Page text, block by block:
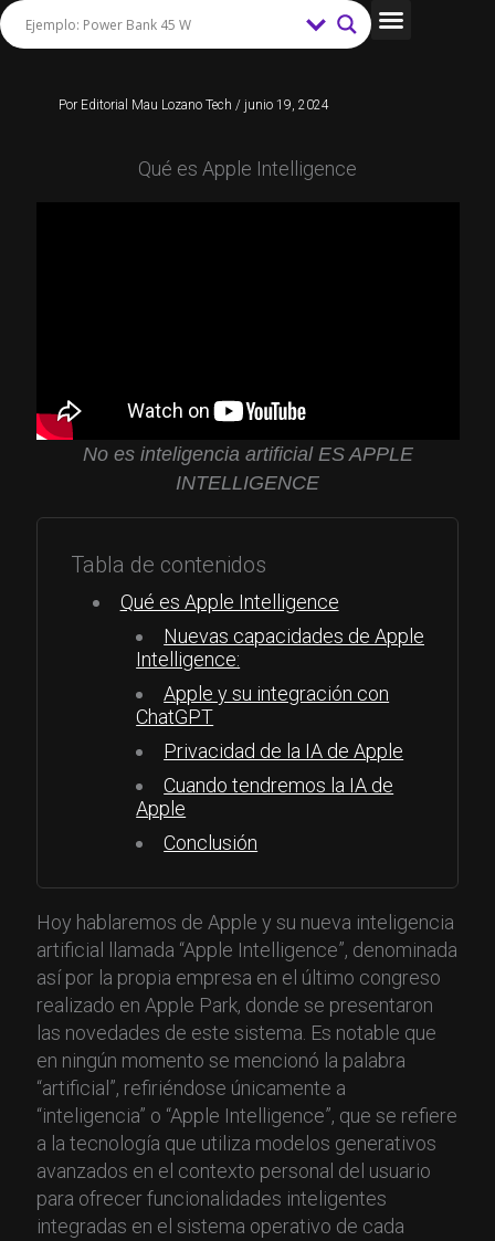
Ir
al
Por Editorial Mau Lozano Tech / junio 19, 2024
Qué es Apple Intelligence
No es inteligencia artificial ES APPLE
INTELLIGENCE
Tabla de contenidos
Qué es Apple Intelligence
Nuevas capacidades de Apple
Intelligence:
Apple y su integración con
ChatGPT
Privacidad de la IA de Apple
Cuando tendremos la IA de
Apple
Conclusión
Hoy hablaremos de Apple y su nueva inteligencia
artificial llamada “Apple Intelligence”, denominada
así por la propia empresa en el último congreso
realizado en Apple Park, donde se presentaron
las novedades de este sistema. Es notable que
en ningún momento se mencionó la palabra
“artificial”, refiriéndose únicamente a
“inteligencia” o “Apple Intelligence”, que se refiere
a la tecnología que utiliza modelos generativos
avanzados en el contexto personal del usuario
para ofrecer funcionalidades inteligentes
integradas en el sistema operativo de cada